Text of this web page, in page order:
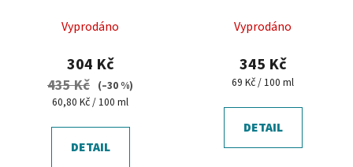
proti lupům
Vyprodáno
304 Kč
435 Kč (–30 %)
Měrná
60,80 Kč / 100 ml
DETAIL
šampon na suché a
poškozené vlasy
Vyprodáno
345 Kč
Měrná
69 Kč / 100 ml
DETAIL